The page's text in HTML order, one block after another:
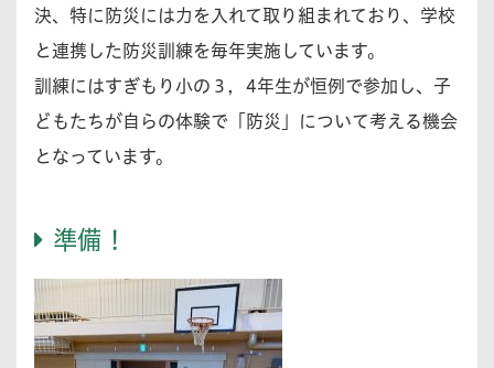
決、特に防災には力を入れて取り組まれており、学校
と連携した防災訓練を毎年実施しています。
訓練にはすぎもり小の３，4年生が恒例で参加し、子
どもたちが自らの体験で「防災」について考える機会
となっています。
準備！